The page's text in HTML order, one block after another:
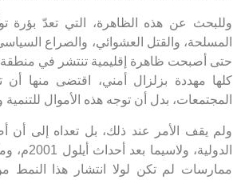
وللبحث عن هذه الظاهرة، التي تعدّ بؤرة
المسلحة، والقتل العشوائي، والصراع
حتى أصبحت ظاهرة إقليمية تنتشر في منطقة
كلها مهددة بزلزال أمني، اقتضى منها
المجتمعات، بدل أن توجه هذه الأموال للتنمية
ولم يقف الأمر عند ذلك، بل تعداه إلى أن
ممارسات لم تكن لولا انتشار هذا